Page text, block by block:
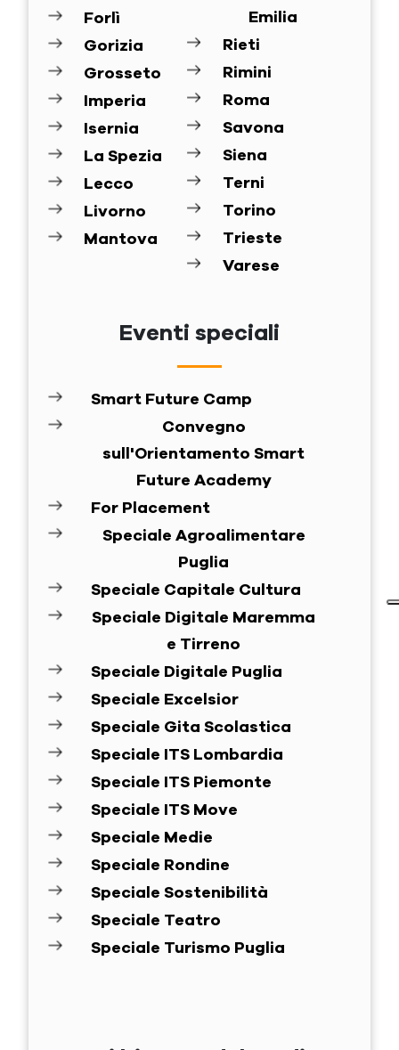
Forlì
Gorizia
Grosseto
Imperia
Isernia
La Spezia
Lecco
Livorno
Mantova
Emilia
Rieti
Rimini
Roma
Savona
Siena
Terni
Torino
Trieste
Varese
Eventi speciali
Smart Future Camp
Convegno
sull'Orientamento Smart
Future Academy
For Placement
Speciale Agroalimentare
Puglia
Speciale Capitale Cultura
Speciale Digitale Maremma
e Tirreno
Speciale Digitale Puglia
Speciale Excelsior
Speciale Gita Scolastica
Speciale ITS Lombardia
Speciale ITS Piemonte
Speciale ITS Move
Speciale Medie
Speciale Rondine
Speciale Sostenibilità
Speciale Teatro
Speciale Turismo Puglia